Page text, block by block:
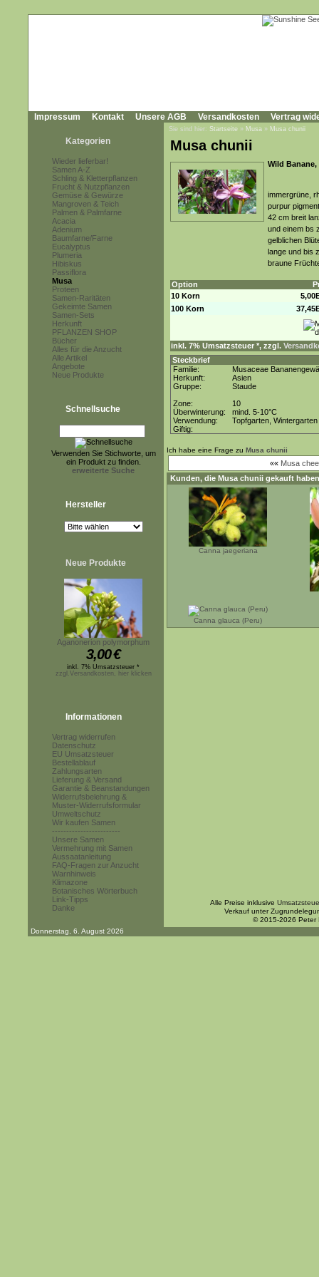
Impressum Kontakt Unsere AGB Versandkosten Vertrag
Kategorien
Wieder lieferbar!
Samen A-Z
Schling & Kletterpflanzen
Frucht & Nutzpflanzen
Gemüse & Gewürze
Mangroven & Teich
Palmen & Palmfarne
Acacia
Adenium
Baumfarne/Farne
Eucalyptus
Plumeria
Hibiskus
Passiflora
Musa
Proteen
Samen-Raritäten
Gekeimte Samen
Samen-Sets
Herkunft
PFLANZEN SHOP
Bücher
Alles für die Anzucht
Alle Artikel
Angebote
Neue Produkte
Schnellsuche
Verwenden Sie Stichworte, um
ein Produkt zu finden.
erweiterte Suche
Hersteller
Neue Produkte
Aganonerion polymorphum
3,00€
inkl. 7% Umsatzsteuer *
zzgl.Versandkosten, hier klicken
Informationen
Vertrag widerrufen
Datenschutz
EU Umsatzsteuer
Bestellablauf
Zahlungsarten
Lieferung & Versand
Garantie & Beanstandungen
Widerrufsbelehrung &
Muster-Widerrufsformular
Umweltschutz
Wir kaufen Samen
------------------------
Unsere Samen
Vermehrung mit Samen
Aussaatanleitung
FAQ-Fragen zur Anzucht
Warnhinweis
Klimazone
Botanisches Wörterbuch
Link-Tipps
Danke
Sie sind hier: Startseite » Musa » Musa chunii
Musa chunii
Wild
immergrüne,
purpur
42 cm breit
und einem bs
gelblichen
lange und bis
braune
Option
10 Korn
100 Korn
inkl. 7% Umsatzsteuer *, zzgl.
Steckbrief
Familie:
Musaceae
Herkunft:
Asien
Gruppe:
Staude
Zone:
10
Überwinterung:
mind. 5-10°C
Verwendung:
Topfgarten, Wintergarten
Giftig:
Ich habe eine Frage zu Musa chunii
«« Musa
Kunden, die Musa chunii gekauft
Canna jaegeriana
Canna glauca (Peru)
Alle Preise inklusive
Verkauf unter
© 2015-2026 Peter
Donnerstag, 6. August 2026